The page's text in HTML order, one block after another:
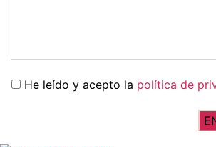
He leído y acepto la política de